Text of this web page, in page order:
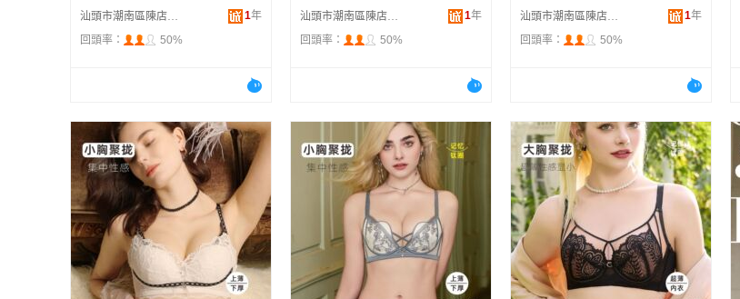
汕頭市潮南區陳店安多百貨商行
1年
回頭率：
50%
汕頭市潮南區陳店安多百貨商行
1年
回頭率：
50%
汕頭市潮南區陳店安多百貨商行
1年
回頭率：
50%